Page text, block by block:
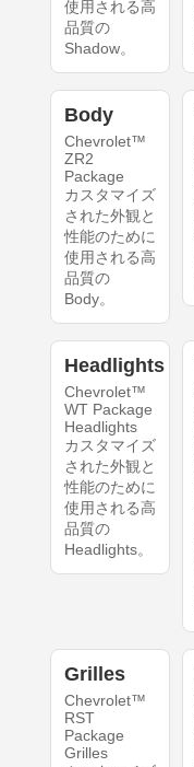
使用される高
品質の
Shadow。
Body
Chevrolet™
ZR2
Package
カスタマイズ
された外観と
性能のために
使用される高
品質の
Body。
Headlights
Chevrolet™
WT Package
Headlights
カスタマイズ
された外観と
性能のために
使用される高
品質の
Headlights。
Grilles
Chevrolet™
RST
Package
Grilles